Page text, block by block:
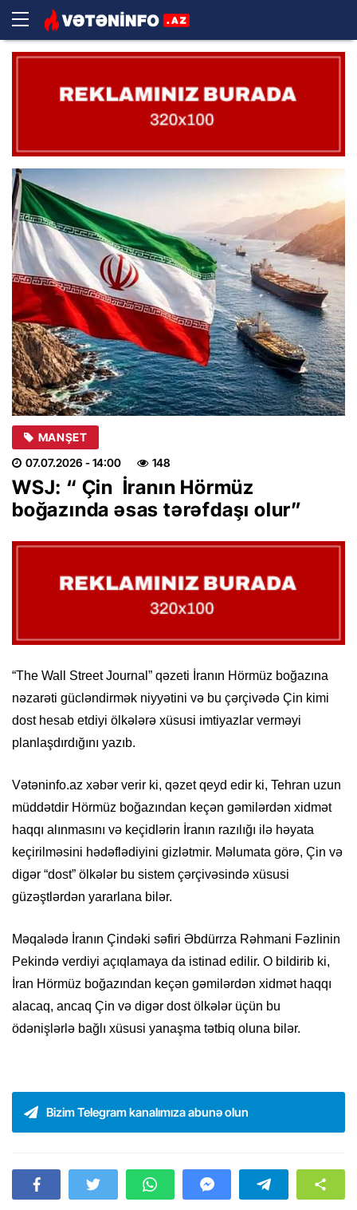
MANŞET
07.07.2026 - 14:00 148
WSJ: “ Çin İranın Hörmüz
boğazında əsas tərəfdaşı olur”
“The Wall Street Journal” qəzeti İranın Hörmüz boğazına
nəzarəti gücləndirmək niyyətini və bu çərçivədə Çin kimi
dost hesab etdiyi ölkələrə xüsusi imtiyazlar verməyi
planlaşdırdığını yazıb.
Vətəninfo.az xəbər verir ki, qəzet qeyd edir ki, Tehran uzun
müddətdir Hörmüz boğazından keçən gəmilərdən xidmət
haqqı alınmasını və keçidlərin İranın razılığı ilə həyata
keçirilməsini hədəflədiyini gizlətmir. Məlumata görə, Çin və
digər “dost” ölkələr bu sistem çərçivəsində xüsusi
güzəştlərdən yararlana bilər.
Məqalədə İranın Çindəki səfiri Əbdürrza Rəhmani Fəzlinin
Pekində verdiyi açıqlamaya da istinad edilir. O bildirib ki,
İran Hörmüz boğazından keçən gəmilərdən xidmət haqqı
alacaq, ancaq Çin və digər dost ölkələr üçün bu
ödənişlərlə bağlı xüsusi yanaşma tətbiq oluna bilər.
Bizim Telegram kanalımıza abunə olun